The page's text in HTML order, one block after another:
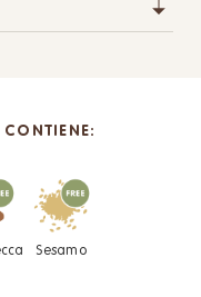
Sesamo